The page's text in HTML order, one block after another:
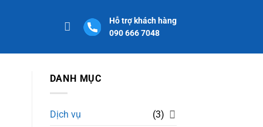
Hỗ trợ khách hàng
090 666 7048
DANH MỤC
Dịch vụ
(3)